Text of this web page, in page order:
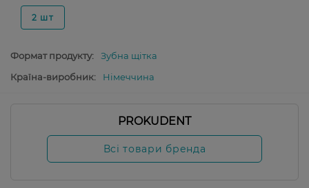
2 шт
Формат продукту:
Зубна щітка
Країна-виробник:
Німеччина
PROKUDENT
Всі товари бренда